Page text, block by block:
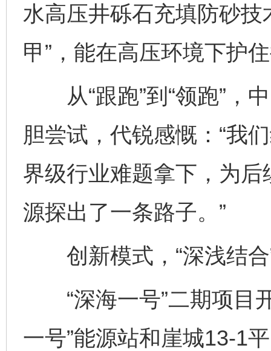
水高压井砾石充填防砂技
甲”，能在高压环境下护
从“跟跑”到“领跑”，
胆尝试，代锐感慨：“我
界级行业难题拿下，为
源探出了一条路子。”
创新模式，“深浅结合
“深海一号”二期项目
一号”能源站和崖城13-1